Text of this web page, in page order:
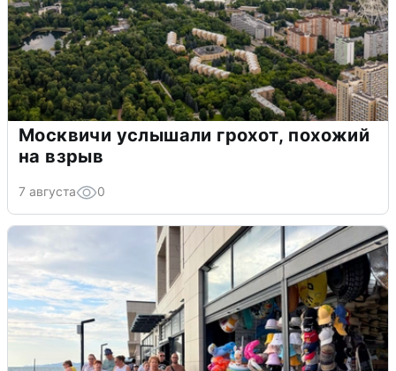
Москвичи услышали грохот, похожий
на взрыв
7 августа 0